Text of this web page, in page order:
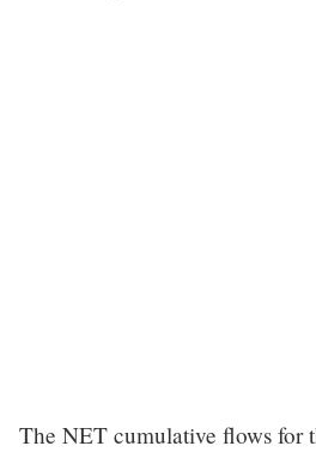
The NET cumulative flows for